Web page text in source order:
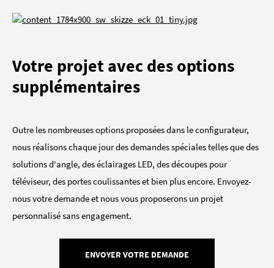
Votre projet avec des options
supplémentaires
Outre les nombreuses options proposées dans le configurateur,
nous réalisons chaque jour des demandes spéciales telles que des
solutions d'angle, des éclairages LED, des découpes pour
téléviseur, des portes coulissantes et bien plus encore. Envoyez-
nous votre demande et nous vous proposerons un projet
personnalisé sans engagement.
ENVOYER VOTRE DEMANDE